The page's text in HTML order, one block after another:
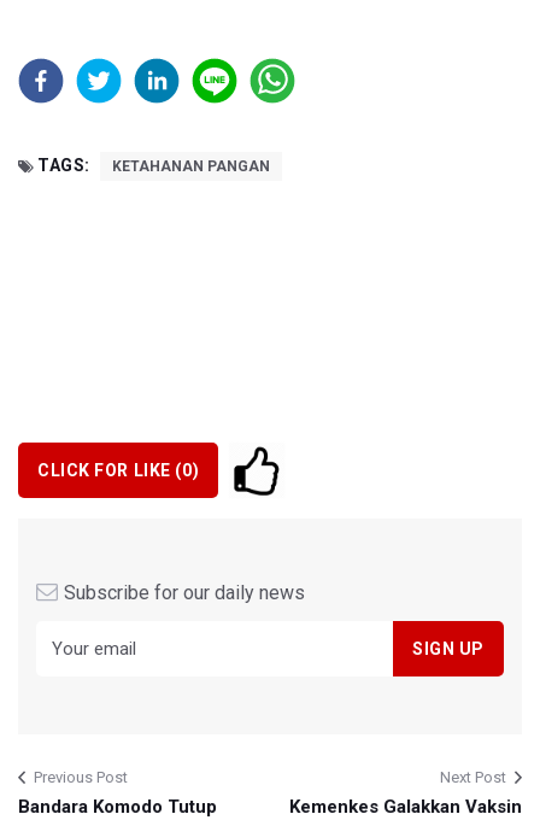
TAGS: KETAHANAN PANGAN
CLICK FOR LIKE (0)
Subscribe for our daily news
Previous Post
Bandara Komodo Tutup
Next Post
Kemenkes Galakkan Vaksin